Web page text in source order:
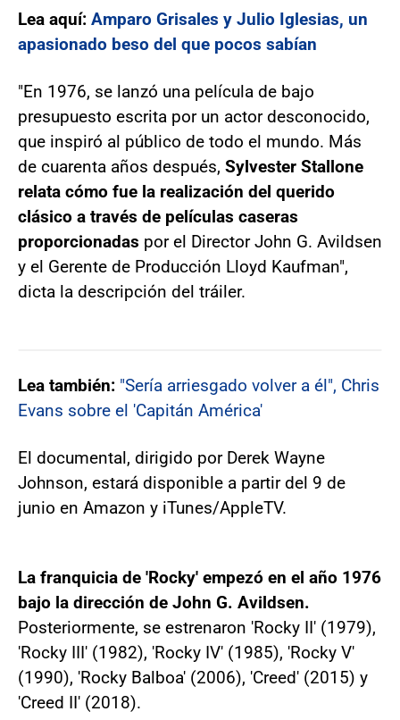
Lea aquí: Amparo Grisales y Julio Iglesias, un
apasionado beso del que pocos sabían
"En 1976, se lanzó una película de bajo
presupuesto escrita por un actor desconocido,
que inspiró al público de todo el mundo. Más
de cuarenta años después, Sylvester Stallone
relata cómo fue la realización del querido
clásico a través de películas caseras
proporcionadas por el Director John G. Avildsen
y el Gerente de Producción Lloyd Kaufman",
dicta la descripción del tráiler.
Lea también: "Sería arriesgado volver a él", Chris
Evans sobre el 'Capitán América'
El documental, dirigido por Derek Wayne
Johnson, estará disponible a partir del 9 de
junio en Amazon y iTunes/AppleTV.
La franquicia de 'Rocky' empezó en el año 1976
bajo la dirección de John G. Avildsen.
Posteriormente, se estrenaron 'Rocky II' (1979),
'Rocky III'​ (1982), 'Rocky IV' (1985), 'Rocky V'
(1990), 'Rocky Balboa' (2006), 'Creed' (2015) y
'Creed II' (2018).